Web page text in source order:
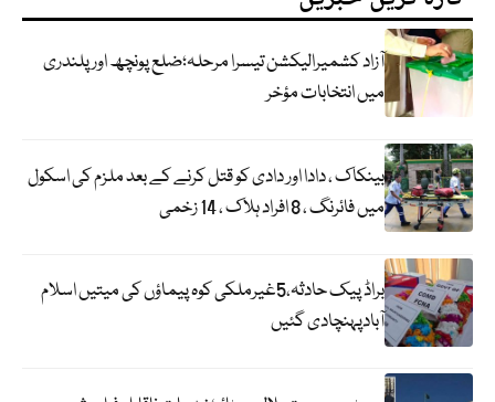
آزاد کشمیرالیکشن تیسرا مرحلہ؛ضلع پونچھ اور پلندری
میں انتخابات مؤخر
بینکاک ، دادا اور دادی کو قتل کرنے کے بعد ملزم کی اسکول
میں فائرنگ ، 8 افراد ہلاک ، 14 زخمی
براڈ پیک حادثہ،5غیرملکی کوہ پیماؤں کی میتیں اسلام
آبادپہنچادی گئیں